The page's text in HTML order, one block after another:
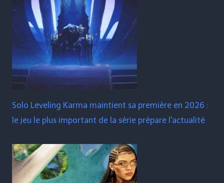
Solo Leveling Karma maintient sa première en 2026 :
le jeu le plus important de la série prépare l'actualité